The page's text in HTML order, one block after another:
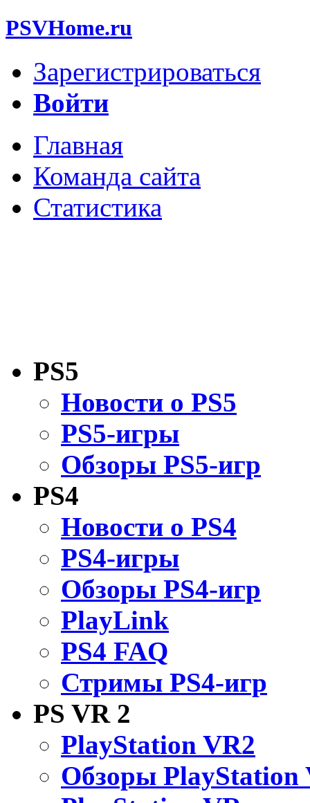
PSVHome.ru
Зарегистрироваться
Войти
Главная
Команда сайта
Статистика
PS5
Новости о PS5
PS5-игры
Обзоры PS5-игр
PS4
Новости о PS4
PS4-игры
Обзоры PS4-игр
PlayLink
PS4 FAQ
Стримы PS4-игр
PS VR 2
PlayStation VR2
Обзоры PlayStation